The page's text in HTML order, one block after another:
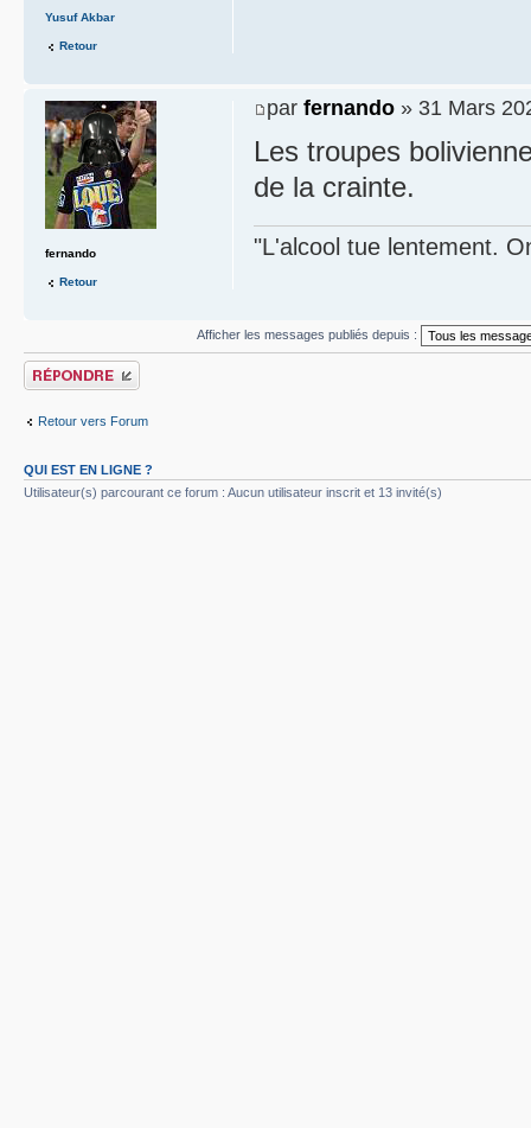
Yusuf Akbar
Retour
par fernando » 31 Mars
Les troupes
de la crainte.
"L'alcool tue lentement.
fernando
Retour
Afficher les messages publiés depuis :
Publier une réponse
Retour vers Forum
QUI EST EN LIGNE ?
Utilisateur(s) parcourant ce forum : Aucun utilisateur inscrit et 13 invité(s)